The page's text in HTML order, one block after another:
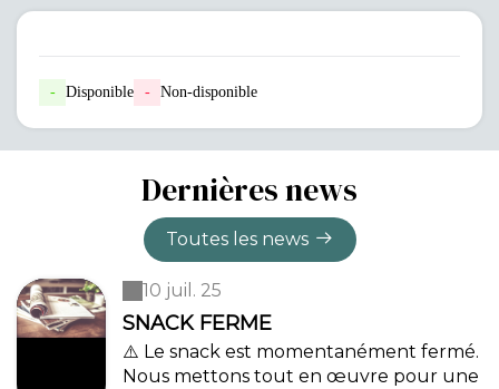
- Disponible - Non-disponible
Dernières news
Toutes les news
10 juil. 25
SNACK FERME
⚠️ Le snack est momentanément fermé.
Nous mettons tout en œuvre pour une